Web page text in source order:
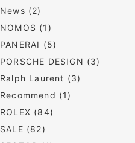
News (2)
NOMOS (1)
PANERAI (5)
PORSCHE DESIGN (3)
Ralph Laurent (3)
Recommend (1)
ROLEX (84)
SALE (82)